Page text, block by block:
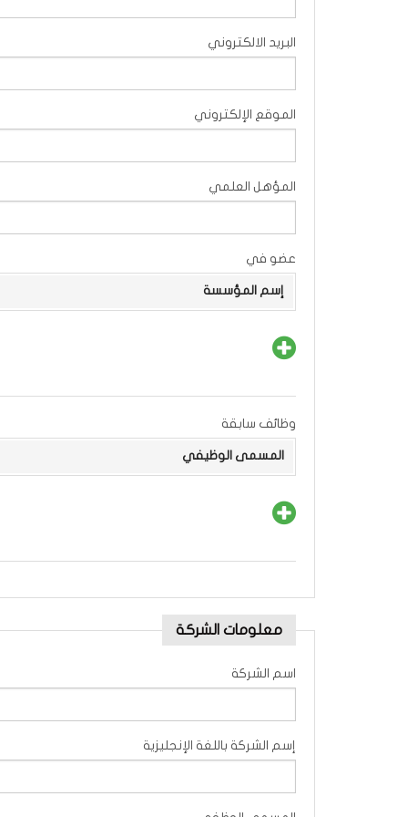
البريد الالكتروني
الموقع الإلكتروني
المؤهل العلمي
عضو في
إسم المؤسسة
وظائف سابقة
المسمى الوظيفي
معلومات الشركة
اسم الشركة
إسم الشركة باللغة الإنجليزية